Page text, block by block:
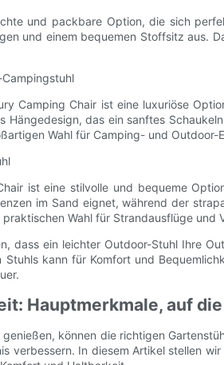
und packbare Option, die sich
und einem bequemen Stoffsitz aus.
Camping Chair ist eine luxuriöse
Hängedesign, das ein sanftes
Wahl für Camping- und Outdoor-
ist eine stilvolle und bequeme
im Sand eignet, während der
Wahl für Strandausflüge und
dass ein leichter Outdoor-Stuhl Ihre
kann für Komfort und
Hauptmerkmale, auf
können die richtigen
verbessern. In diesem Artikel stellen